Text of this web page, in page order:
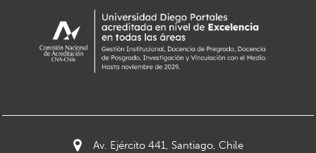
Av. Ejército 441, Santiago, Chile